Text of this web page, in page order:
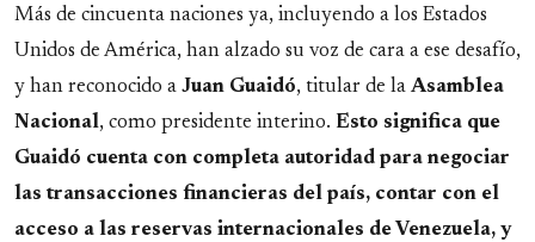
Más de cincuenta naciones ya, incluyendo a los Estados
Unidos de América, han alzado su voz de cara a ese desafío,
y han reconocido a Juan Guaidó, titular de la Asamblea
Nacional, como presidente interino. Esto significa que
Guaidó cuenta con completa autoridad para negociar
las transacciones financieras del país, contar con el
acceso a las reservas internacionales de Venezuela, y